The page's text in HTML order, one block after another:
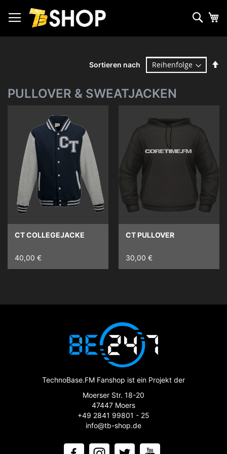
Inhalt
springen
PULLOVER & SWEATJACKEN
Sortieren nach
CT COLLEGEJACKE
40,00 €
CT PULLOVER
30,00 €
TechnoBase.FM Fanshop ist ein Projekt der
Moerser Str. 18-20
47447 Moers
+49 2841 99801 - 25
info@tb-shop.de